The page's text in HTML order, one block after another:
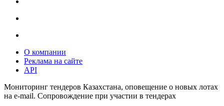
О компании
Реклама на сайте
API
Мониторинг тендеров Казахстана, оповещение о новых лотах
на e-mail. Сопровождение при участии в тендерах